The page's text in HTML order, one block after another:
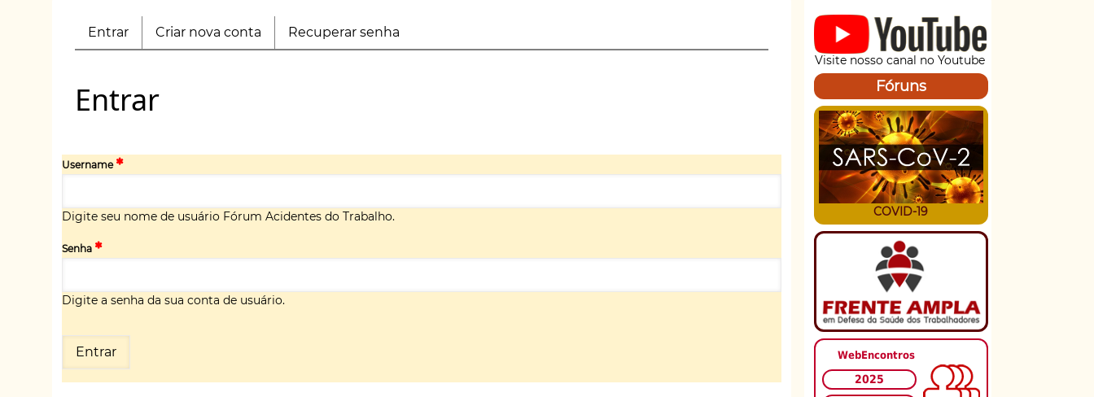
navegação
Primary
Entrar (aba
ativa)
Criar nova conta Recuperar senha
Entrar
Username
Digite seu nome de usuário Fórum Acidentes do Trabalho.
Senha
Digite a senha da sua conta de usuário.
Visite nosso canal no Youtube
Fóruns
COVID-19
WebEncontros
2025